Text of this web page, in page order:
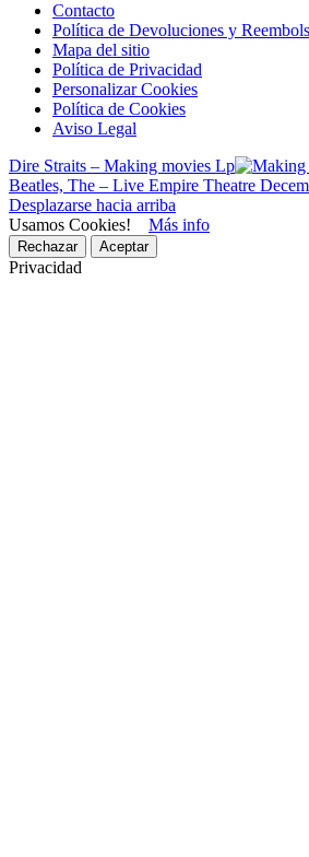
Contacto
Política de Devoluciones y
Mapa del sitio
Política de Privacidad
Personalizar Cookies
Política de Cookies
Aviso Legal
Dire Straits – Making movies Lp
Beatles, The – Live Empire Theatre
Desplazarse hacia arriba
Usamos Cookies! Más info
Rechazar Aceptar
Privacidad